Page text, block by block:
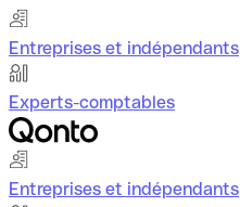
Entreprises et indépendants
Experts-comptables
Entreprises et indépendants